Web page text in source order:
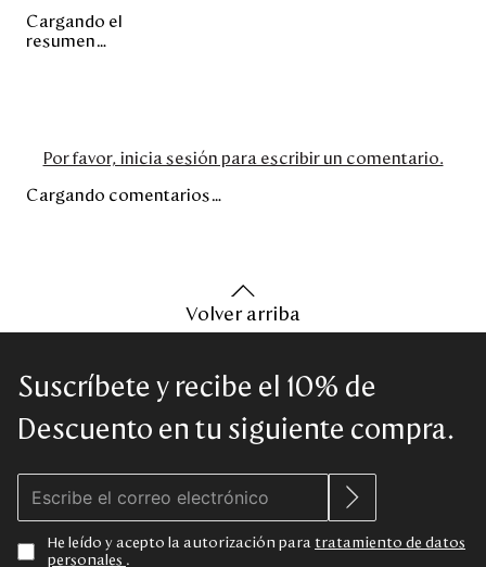
Cargando el
resumen…
Por favor, inicia sesión para escribir un comentario.
Cargando comentarios…
Volver arriba
Suscríbete y recibe el 10% de
Descuento en tu siguiente compra.
He leído y acepto la autorización para tratamiento de datos
personales .